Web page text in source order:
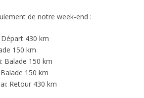
de notre week-end :
430 km
150 km
Balade 150 km
150 km
Retour 430 km